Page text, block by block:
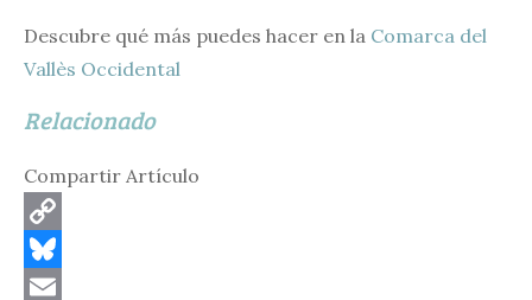
Descubre qué más puedes hacer en la Comarca del
Vallès Occidental
Relacionado
Compartir Artículo
C
o
B